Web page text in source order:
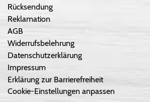
Rücksendung
Reklamation
AGB
Widerrufsbelehrung
Datenschutzerklärung
Impressum
Erklärung zur Barrierefreiheit
Cookie-Einstellungen anpassen